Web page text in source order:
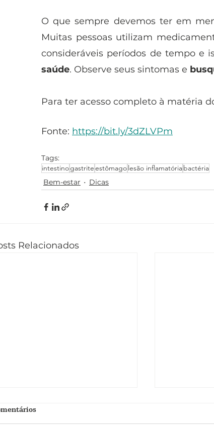
O que sempre devemos ter em
Muitas pessoas utilizam
consideráveis períodos de tempo e
saúde. Observe seus sintomas e
Para ter acesso completo à matéria
Fonte: https://bit.ly/3dZLVPm
Tags:
intestinogastriteestômago lesão inflamatóriabactéria
Bem-estar
Dicas
Relacionados